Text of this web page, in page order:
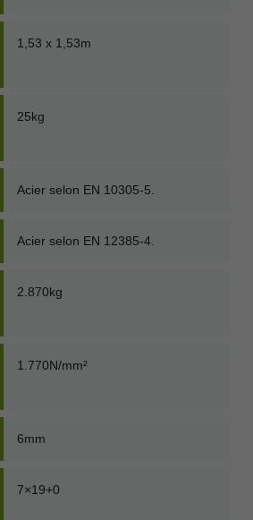
1,53 x 1,53m
25kg
Acier selon EN 10305-5.
Acier selon EN 12385-4.
2.870kg
1.770N/mm²
6mm
7×19+0